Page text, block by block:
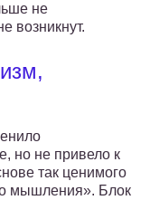
не
возникнут.
но не привело к
так ценимого
мышления». Блок